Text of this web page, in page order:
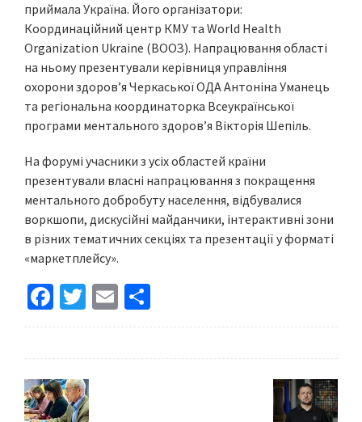
приймала Україна. Його організатори:
Координаційний центр КМУ та World Health
Organization Ukraine (ВООЗ). Напрацювання області
на ньому презентували керівниця управління
охорони здоров’я Черкаської ОДА Антоніна Уманець
та регіональна координаторка Всеукраїнської
програми ментального здоров’я Вікторія Шепіль.
На форумі учасники з усіх областей країни
презентували власні напрацювання з покращення
ментального добробуту населення, відбувалися
воркшопи, дискусійні майданчики, інтерактивні зони
в різних тематичних секціях та презентації у форматі
«маркетплейсу».
Fa
ce
o
o
T
wi
er
E
m h